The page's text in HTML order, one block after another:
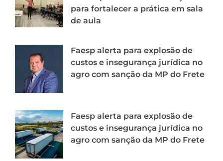
para fortalecer a prática em sala
de aula
Faesp alerta para explosão de
custos e insegurança jurídica no
agro com sanção da MP do Frete
Faesp alerta para explosão de
custos e insegurança jurídica no
agro com sanção da MP do Frete